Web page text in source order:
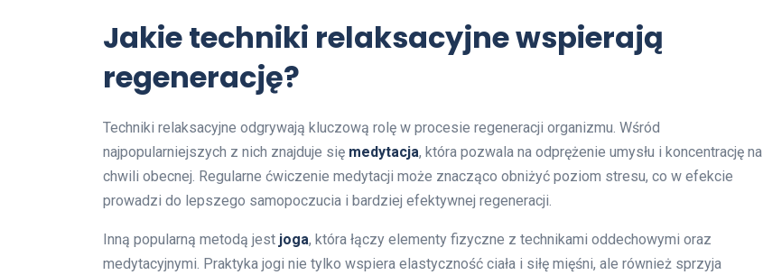
Jakie techniki relaksacyjne wspierają
regenerację?
Techniki relaksacyjne odgrywają kluczową rolę w procesie regeneracji organizmu. Wśród
najpopularniejszych z nich znajduje się medytacja, która pozwala na odprężenie umysłu i koncentrację na
chwili obecnej. Regularne ćwiczenie medytacji może znacząco obniżyć poziom stresu, co w efekcie
prowadzi do lepszego samopoczucia i bardziej efektywnej regeneracji.
Inną popularną metodą jest joga, która łączy elementy fizyczne z technikami oddechowymi oraz
medytacyjnymi. Praktyka jogi nie tylko wspiera elastyczność ciała i siłę mięśni, ale również sprzyja